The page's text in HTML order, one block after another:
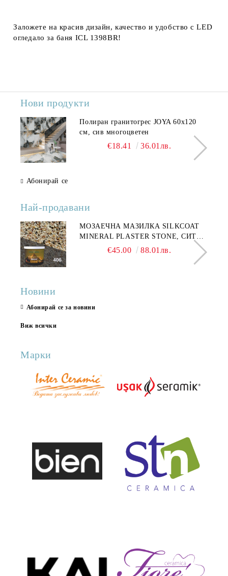
Заложете на красив дизайн, качество и удобство с LED
огледало за баня ICL 1398BR!
Нови продукти
Полиран гранитогрес JOYA 60x120
см, сив многоцветен
€18.41 36.01лв.
Абонирай се
Най-продавани
МОЗАЕЧНА МАЗИЛКА SILKCOAT
MINERAL PLASTER STONE, СИТЕН
КАМЪК 406 25КГ
€45.00 88.01лв.
Новини
Абонирай се за новини
Виж всички
Марки